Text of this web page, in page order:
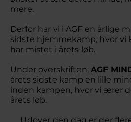
mere.
Derfor har vi i AGF en årlige
sidste hjemmekamp, hvor vi
har mistet i årets løb.
Under overskriften; AGF
årets sidste kamp en lille
inden kampen, hvor vi ærer
årets løb.